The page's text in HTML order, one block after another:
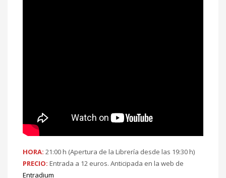
HORA: 21:00 h (Apertura de la Librería desde las 19:30 h)
PRECIO: Entrada a 12 euros. Anticipada en la web de
Entradium